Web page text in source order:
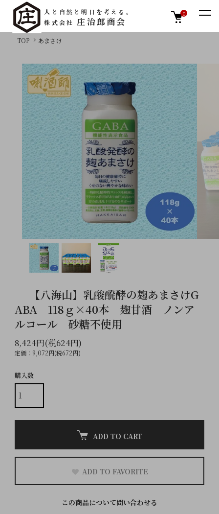
人と自然と明日を考える。
株式会社 庄治郎商会
0
TOP あまさけ
【八海山】乳酸醗酵の麹あまさけG
ABA 118ｇ×40本 麹甘酒 ノンア
ルコール 砂糖不使用
8,424円(税624円)
定価：9,072円(税672円)
購入数
ADD TO CART
ADD TO FAVORITE
この商品について問い合わせる